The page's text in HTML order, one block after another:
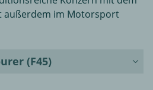
außerdem im Motorsport
(F45)